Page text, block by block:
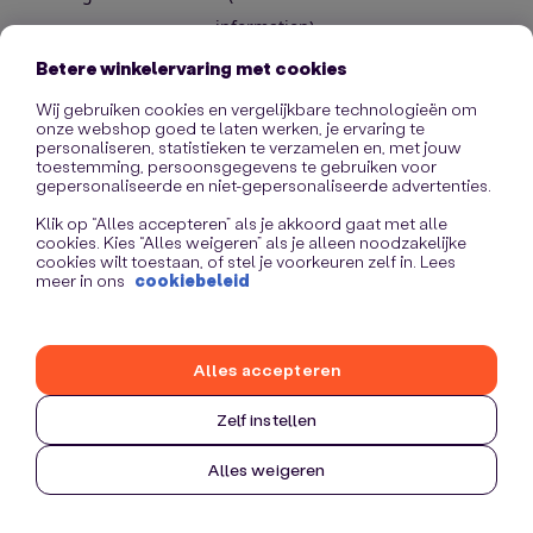
information).
Betere winkelervaring met cookies
Wij gebruiken cookies en vergelijkbare technologieën om
onze webshop goed te laten werken, je ervaring te
personaliseren, statistieken te verzamelen en, met jouw
toestemming, persoonsgegevens te gebruiken voor
gepersonaliseerde en niet-gepersonaliseerde advertenties.
Klik op “Alles accepteren” als je akkoord gaat met alle
cookies. Kies “Alles weigeren” als je alleen noodzakelijke
cookies wilt toestaan, of stel je voorkeuren zelf in. Lees
meer in ons cookiebeleid
Zelf instellen
Alles weigeren
Alles accepteren